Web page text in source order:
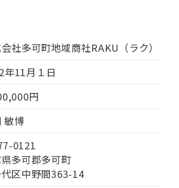
社多可町地域商社RAKU（ラク）
年11月１日
円
敏博
0121
多可郡多可町
区中野間363-14